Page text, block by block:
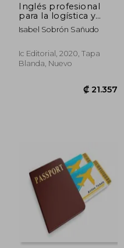
Inglés profesional
para la logística y
transporte
internacional
Isabel Sobrón Sañudo
Ic Editorial, 2020, Tapa
Blanda, Nuevo